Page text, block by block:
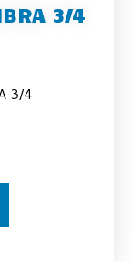
3/4
3/4